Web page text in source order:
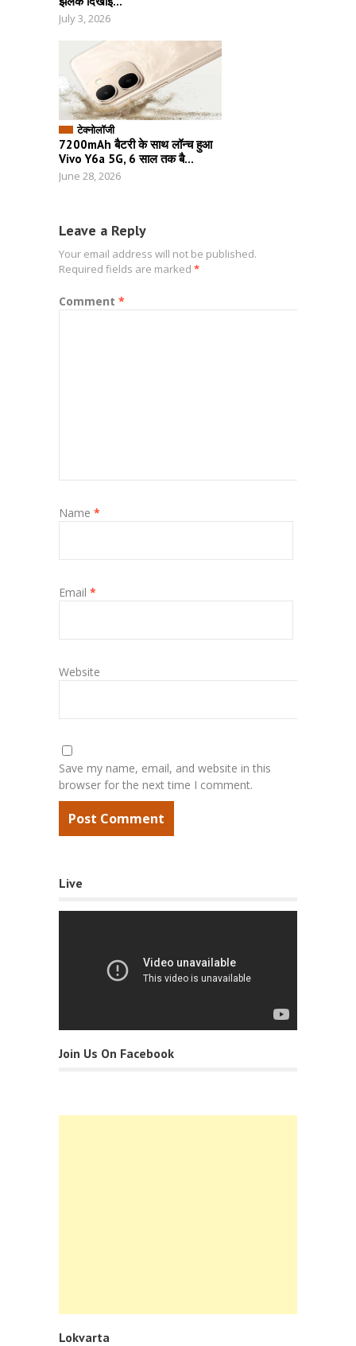
July 3, 2026
टेक्नोलॉजी
7200mAh बैटरी के साथ लॉन्च हुआ
Vivo Y6a 5G, 6 साल तक बै...
June 28, 2026
Leave a Reply
Your email address will not be published.
Required fields are marked *
Comment *
Name *
Email *
Website
Save my name, email, and website in this
browser for the next time I comment.
Live
Join Us On Facebook
Lokvarta